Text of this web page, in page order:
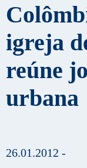
igreja
reúne
urbana
26.01.2012 -